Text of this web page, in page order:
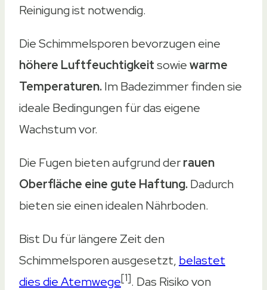
Reinigung ist notwendig.
Die Schimmelsporen bevorzugen eine
höhere Luftfeuchtigkeitsowiewarme
Temperaturen.Im Badezimmer finden sie
ideale Bedingungen für das eigene
Wachstum vor.
Die Fugen bieten aufgrund derrauen
Oberfläche eine gute Haftung.Dadurch
bieten sie einen idealen Nährboden.
Bist Du für längere Zeit den
Schimmelsporen ausgesetzt, belastet
dies die Atemwege[1]. Das Risiko von